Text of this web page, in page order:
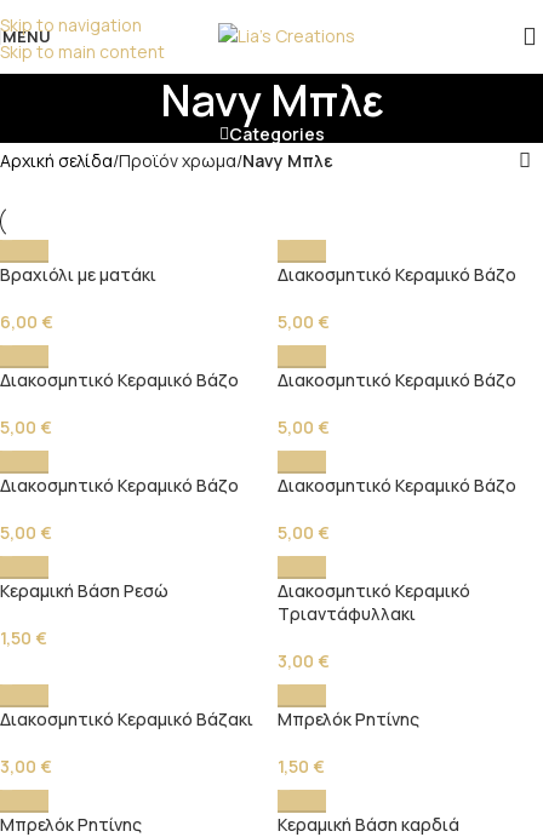
Skip to navigation
Skip to main content
επικοινωνήστε μαζί μας!
MENU
Navy Μπλε
Categories
Αρχική σελίδα/Προϊόν χρωμα/Navy Μπλε
Βραχιόλι με ματάκι
6,00 €
Διακοσμητικό Κεραμικό Βάζο
5,00 €
Διακοσμητικό Κεραμικό Βάζο
5,00 €
Διακοσμητικό Κεραμικό Βάζο
5,00 €
Διακοσμητικό Κεραμικό Βάζο
5,00 €
Διακοσμητικό Κεραμικό Βάζο
5,00 €
Κεραμική Βάση Ρεσώ
1,50 €
Διακοσμητικό Κεραμικό
Τριαντάφυλλακι
3,00 €
Διακοσμητικό Κεραμικό Βάζακι
3,00 €
Μπρελόκ Ρητίνης
1,50 €
Μπρελόκ Ρητίνης Κεραμική Βάση καρδιά